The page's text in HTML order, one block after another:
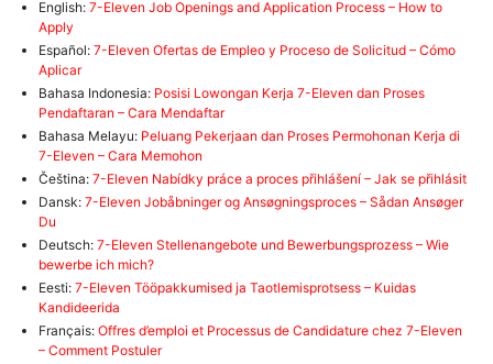
English: 7-Eleven Job Openings and Application Process – How to
Apply
Español: 7-Eleven Ofertas de Empleo y Proceso de Solicitud – Cómo
Aplicar
Bahasa Indonesia: Posisi Lowongan Kerja 7-Eleven dan Proses
Pendaftaran – Cara Mendaftar
Bahasa Melayu: Peluang Pekerjaan dan Proses Permohonan Kerja di
7-Eleven – Cara Memohon
Čeština: 7-Eleven Nabídky práce a proces přihlášení – Jak se přihlásit
Dansk: 7-Eleven Jobåbninger og Ansøgningsproces – Sådan Ansøger
Du
Deutsch: 7-Eleven Stellenangebote und Bewerbungsprozess – Wie
bewerbe ich mich?
Eesti: 7-Eleven Tööpakkumised ja Taotlemisprotsess – Kuidas
Kandideerida
Français: Offres d’emploi et Processus de Candidature chez 7-Eleven
– Comment Postuler